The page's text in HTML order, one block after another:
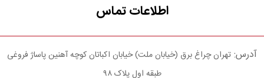
اطلاعات تماس
آدرس: تهران چراغ برق (خیابان ملت) خیابان اکباتان کوچه آهنین پاساژ فروغی
طبقه اول پلاک ۹۸